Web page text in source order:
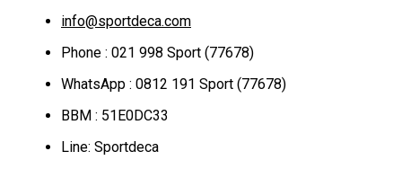
info@sportdeca.com
Phone : 021 998 Sport (77678)
WhatsApp : 0812 191 Sport (77678)
BBM : 51E0DC33
Line: Sportdeca